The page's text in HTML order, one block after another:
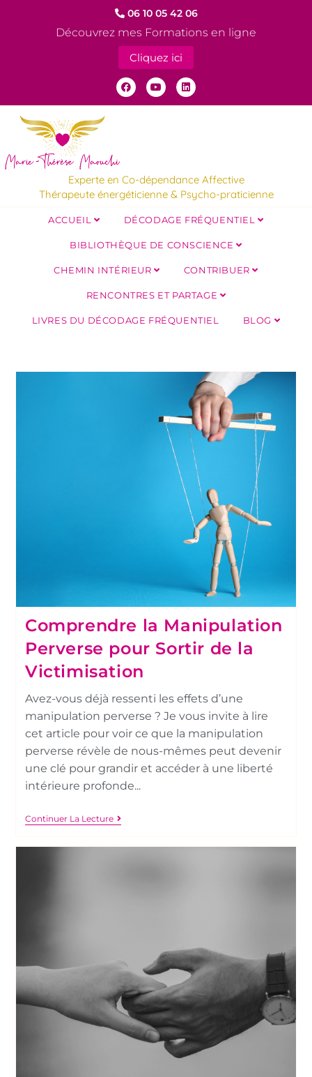
06 10 05 42 06
Découvrez mes Formations en ligne
Cliquez ici
Experte en Co-dépendance Affective
Thérapeute énergéticienne & Psycho-praticienne
ACCUEIL DÉCODAGE FRÉQUENTIEL
BIBLIOTHÈQUE DE CONSCIENCE
CHEMIN INTÉRIEUR CONTRIBUER
RENCONTRES ET PARTAGE
LIVRES DU DÉCODAGE FRÉQUENTIEL BLOG
Comprendre la Manipulation
Perverse pour Sortir de la
Victimisation
Avez-vous déjà ressenti les effets d’une
manipulation perverse ? Je vous invite à lire
cet article pour voir ce que la manipulation
perverse révèle de nous-mêmes peut devenir
une clé pour grandir et accéder à une liberté
intérieure profonde...
Continuer La Lecture